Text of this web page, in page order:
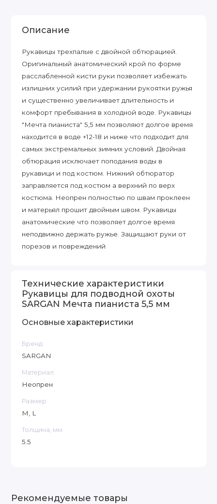
Описание
Рукавицы трехпалые с двойной обтюрацией.
Оригинальный анатомический крой по форме
расслабленной кисти руки позволяет избежать
излишних усилий при удержании рукоятки ружья
и существенно увеличивает длительность и
комфорт пребывания в холодной воде. Рукавицы
"Мечта пианиста" 5,5 мм позволяют долгое время
находится в воде +12-18 и ниже что подходит для
самых экстремальных зимних условий. Двойная
обтюрация исключает поподания воды в
рукавици и под костюм. Нижний обтюратор
заправляется под костюм а верхний по верх
костюма. Неопрен полностью по швам проклеен
и матерьял прошит двойным швом. Рукавицы
анатомические что позволяет долгое время
неподвижно держать ружье. Защищают руки от
порезов и повреждений
Технические характеристики
Рукавицы для подводной охоты
SARGAN Мечта пианиста 5,5 мм
Основные характеристики
Бренд
SARGAN
Материал
Неопрен
Размер
M, L
Толщина, мм
5.5
Рекомендуемые товары